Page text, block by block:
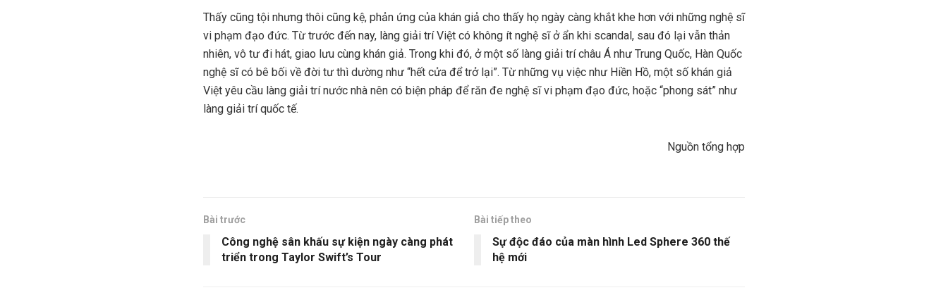
Thấy cũng tội nhưng thôi cũng kệ, phản ứng của khán giả cho thấy họ ngày càng khắt khe hơn với những nghệ sĩ
vi phạm đạo đức. Từ trước đến nay, làng giải trí Việt có không ít nghệ sĩ ở ẩn khi scandal, sau đó lại vẫn thản
nhiên, vô tư đi hát, giao lưu cùng khán giả. Trong khi đó, ở một số làng giải trí châu Á như Trung Quốc, Hàn Quốc
nghệ sĩ có bê bối về đời tư thì dường như “hết cửa để trở lại”. Từ những vụ việc như Hiền Hồ, một số khán giả
Việt yêu cầu làng giải trí nước nhà nên có biện pháp để răn đe nghệ sĩ vi phạm đạo đức, hoặc “phong sát” như
làng giải trí quốc tế.
Nguồn tổng hợp
Bài trước
Công nghệ sân khấu sự kiện ngày càng phát
triển trong Taylor Swift’s Tour
Bài tiếp theo
Sự độc đáo của màn hình Led Sphere 360 thế
hệ mới